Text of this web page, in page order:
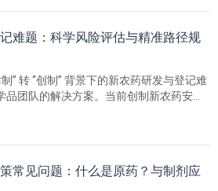
难题：科学风险评估与精准路径规
” 转 “创制” 背景下的新农药研发与登记难
品团队的解决方案。当前创制新农药安全
学评估体系，核心服务包括：基于安全性
制研究，以及预风险评估、全流程试验监
种差距分析等。
常见问题：什么是原药？与制剂应